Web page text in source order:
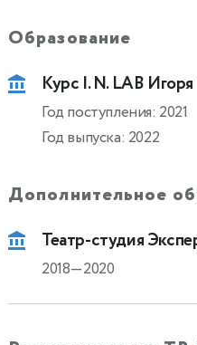
Образование
Курс I. N. LAB
Год поступления: 2021
Год выпуска: 2022
Дополнительное
Театр-студия
2018—2020